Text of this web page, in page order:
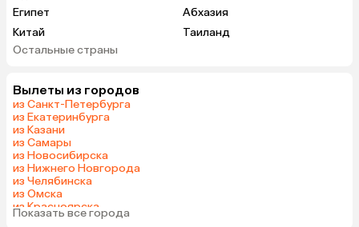
Египет
Абхазия
Китай
Таиланд
Вьетнам
Индонезия
Шри-Ланка
Индия
Кипр
Оман
Венесуэла
Бахрейн
Остальные страны
Вылеты из городов
из Санкт-Петербурга
из Екатеринбурга
из Казани
из Самары
из Новосибирска
из Нижнего Новгорода
из Челябинска
из Омска
из Красноярска
из Волгограда
Показать все города